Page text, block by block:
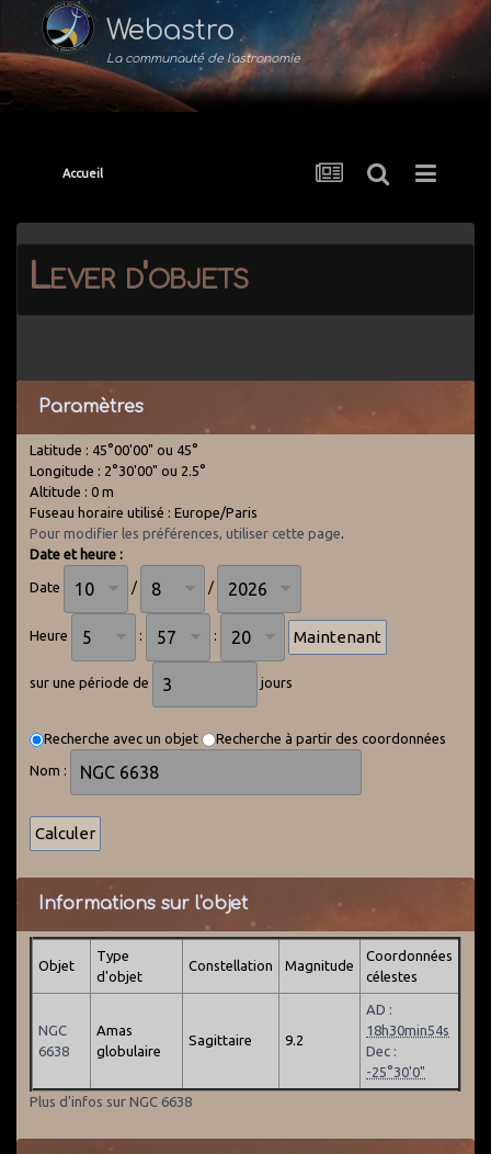
Webastro
La communauté de l'astronomie
Accueil
Lever d'objets
Paramètres
Latitude : 45°00'00" ou 45°
Longitude : 2°30'00" ou 2.5°
Altitude : 0 m
Fuseau horaire utilisé : Europe/Paris
Pour modifier les préférences, utiliser cette page.
Date et heure :
Date / /
Heure : :
sur une période de jours
Recherche avec un objet Recherche à partir des coordonnées
Nom :
Informations sur l'objet
Objet
Type
d'objet
Constellation Magnitude
Coordonnées
célestes
NGC
6638
Amas
globulaire
Sagittaire 9.2
AD :
18h30min54s
Dec :
-25°30'0"
Plus d'infos sur NGC 6638